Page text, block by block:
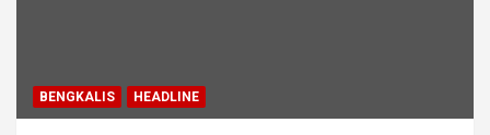
BENGKALIS HEADLINE